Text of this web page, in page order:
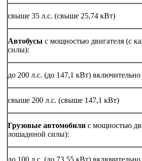
свыше 35 л.с. (свыше 25,74 кВт)
Автобусы с мощностью двигателя (с
силы):
до 200 л.с. (до 147,1 кВт) включительно
свыше 200 л.с. (свыше 147,1 кВт)
Грузовые автомобили с мощностью
лошадиной силы):